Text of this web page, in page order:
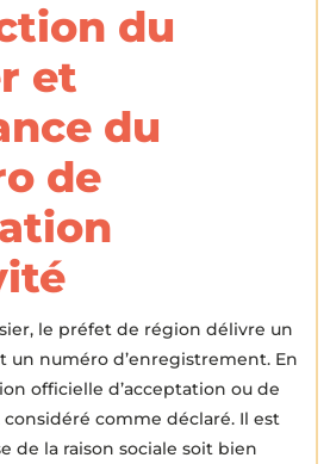
du
et
du
de
le préfet de région délivre un
un numéro d’enregistrement. En
officielle d’acceptation ou de
considéré comme déclaré. Il est
de la raison sociale soit bien